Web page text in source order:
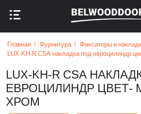
НАЗАД В МЕНЮ
НАЗАД В МЕНЮ
Главная Фурнитура
Фиксаторы и
LUX-KH-R CSA накладка под евроцилиндр
LUX-KH-R CSA
ЕВРОЦИЛИНДР ЦВЕТ-
ХРОМ